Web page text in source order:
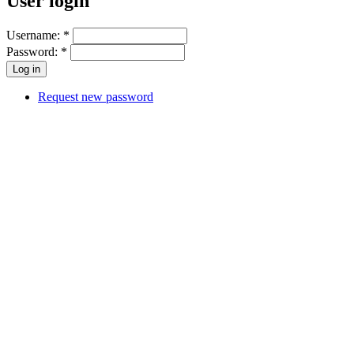
Username: *
Password: *
Request new password